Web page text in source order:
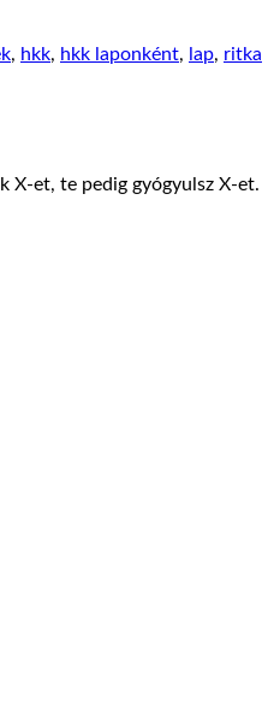
, hkk, hkk laponként, lap, ritka
X-et, te pedig gyógyulsz X-et.